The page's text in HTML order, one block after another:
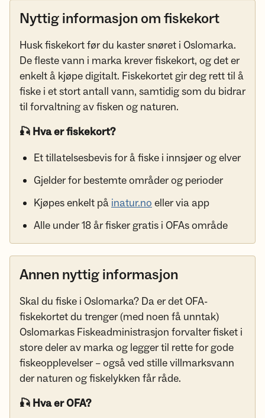
Nyttig informasjon om fiskekort
Husk fiskekort før du kaster snøret i Oslomarka.
De fleste vann i marka krever fiskekort, og det er
enkelt å kjøpe digitalt. Fiskekortet gir deg rett til å
fiske i et stort antall vann, samtidig som du bidrar
til forvaltning av fisken og naturen.
🎣 Hva er fiskekort?
Et tillatelsesbevis for å fiske i innsjøer og elver
Gjelder for bestemte områder og perioder
Kjøpes enkelt på inatur.no eller via app
Alle under 18 år fisker gratis i OFAs område
Annen nyttig informasjon
Skal du fiske i Oslomarka? Da er det OFA-
fiskekortet du trenger (med noen få unntak)
Oslomarkas Fiskeadministrasjon forvalter fisket i
store deler av marka og legger til rette for gode
fiskeopplevelser – også ved stille villmarksvann
der naturen og fiskelykken får råde.
🎣 Hva er OFA?